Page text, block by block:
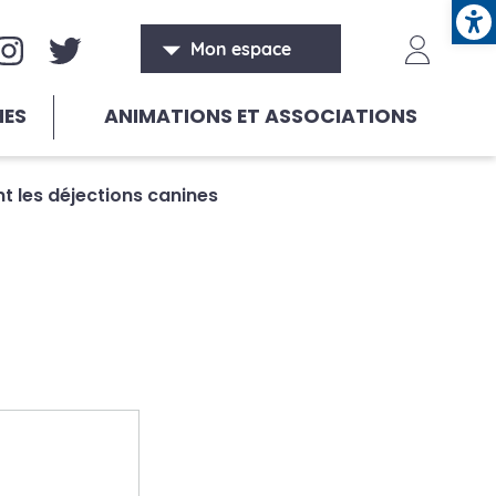
Mon espace
sociaux
ANIMATIONS ET ASSOCIATIONS
les déjections canines